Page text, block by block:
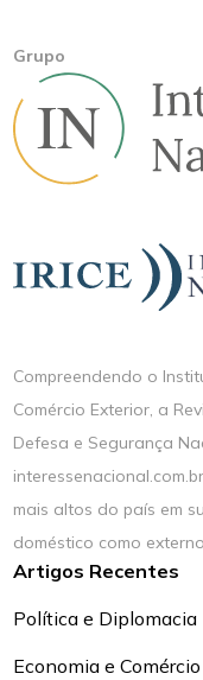
Grupo
Compreendendo o
Comércio Exterior, a
Defesa e Segurança
mais altos do país em
doméstico como
Artigos Recentes
Política e Diplomacia
Economia e Comércio